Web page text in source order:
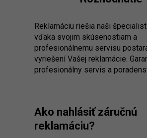
Reklamáciu riešia naši
vďaka svojim skúsenostiam a
profesionálnemu servisu
vyriešení Vašej reklamácie.
profesionálny servis a
Ako nahlásiť záručnú
reklamáciu?